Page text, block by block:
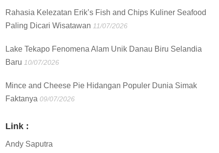
Rahasia Kelezatan Erik’s Fish and Chips Kuliner Seafood
Paling Dicari Wisatawan 11/07/2026
Lake Tekapo Fenomena Alam Unik Danau Biru Selandia
Baru 10/07/2026
Mince and Cheese Pie Hidangan Populer Dunia Simak
Faktanya 09/07/2026
Link :
Andy Saputra